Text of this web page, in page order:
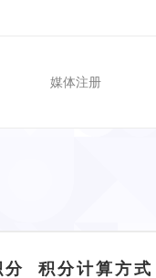
媒体注册
分 积分计算方式